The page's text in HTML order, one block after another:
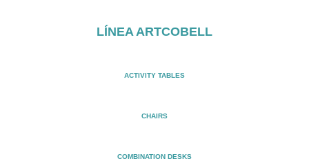
LÍNEA ARTCOBELL
ACTIVITY TABLES
CHAIRS
COMBINATION DESKS